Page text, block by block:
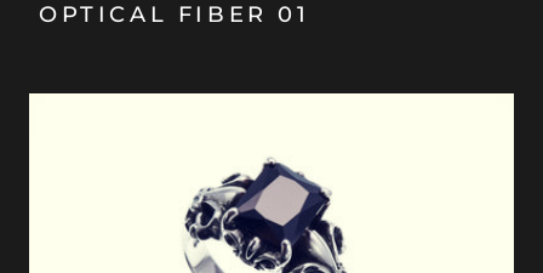
OPTICAL FIBER 01